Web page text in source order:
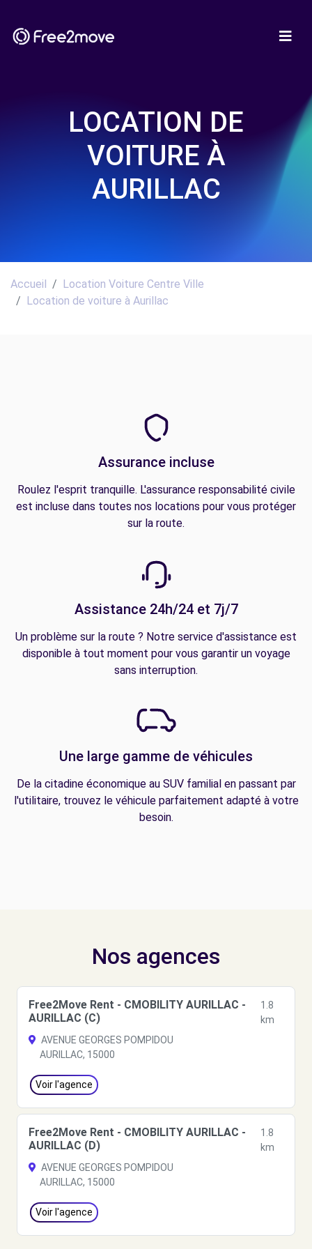
LOCATION DE
VOITURE À
AURILLAC
Accueil
Location Voiture Centre Ville
Location de voiture à Aurillac
Assurance incluse
Roulez l'esprit tranquille. L'assurance responsabilité civile
est incluse dans toutes nos locations pour vous protéger
sur la route.
Assistance 24h/24 et 7j/7
Un problème sur la route ? Notre service d'assistance est
disponible à tout moment pour vous garantir un voyage
sans interruption.
Une large gamme de véhicules
De la citadine économique au SUV familial en passant par
l'utilitaire, trouvez le véhicule parfaitement adapté à votre
besoin.
Nos agences
Free2Move Rent - CMOBILITY AURILLAC -
AURILLAC (C)
1.8
km
AVENUE GEORGES POMPIDOU
AURILLAC, 15000
Voir l'agence
Free2Move Rent - CMOBILITY AURILLAC -
AURILLAC (D)
1.8
km
AVENUE GEORGES POMPIDOU
AURILLAC, 15000
Voir l'agence